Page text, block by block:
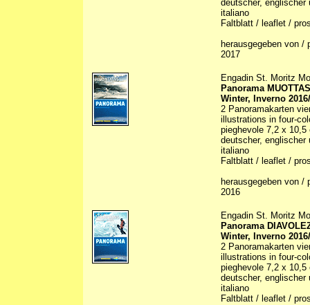
deutscher,
italiano
Faltblatt / leaflet /
herausgegeben von
2017
Engadin St. Moritz
Panorama
Winter, Inverno
2 Panoramakarten
illustrations in four-
pieghevole 7,2 x 10,5
deutscher,
italiano
Faltblatt / leaflet /
herausgegeben von
2016
Engadin St. Moritz
Panorama
Winter, Inverno
2 Panoramakarten
illustrations in four-
pieghevole 7,2 x 10,5
deutscher,
italiano
Faltblatt / leaflet /